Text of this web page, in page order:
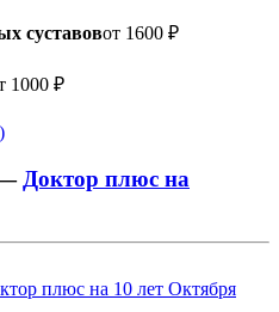
суставовот 1600 ₽
1000 ₽
— Доктор плюс на